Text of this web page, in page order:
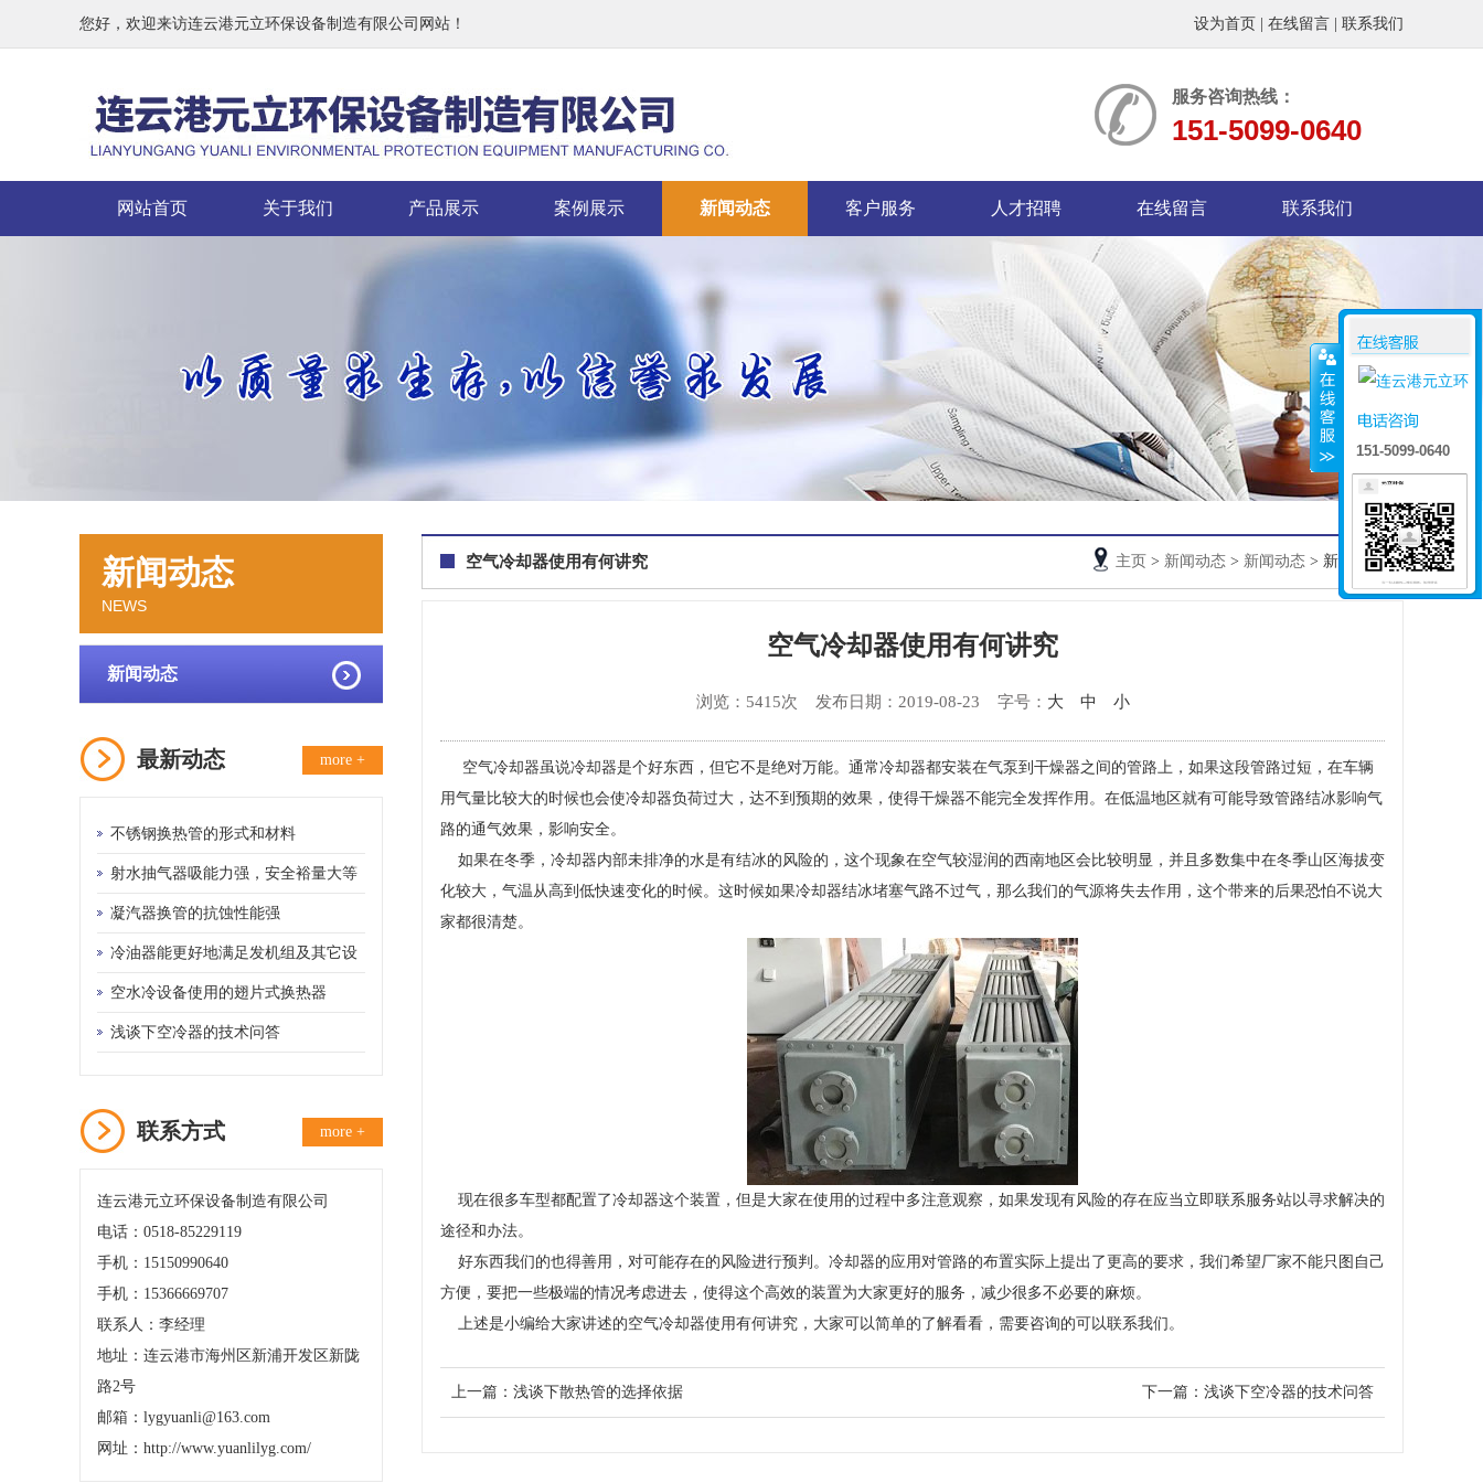
您好，欢迎来访连云港元立环保设备制造有限公司网站！ 设为首页 在线留言 联系我们
服务咨询热线：
151-5099-0640
网站首页 关于我们 产品展示 案例展示 新闻动态 客户服务 人才招聘 在线留言 联系我们
新闻动态
NEWS
新闻动态
最新动态 more +
不锈钢换热管的形式和材料
射水抽气器吸能力强，安全裕量大等
优点
凝汽器换管的抗蚀性能强
冷油器能更好地满足发机组及其它设
备的需要
空水冷设备使用的翅片式换热器
浅谈下空冷器的技术问答
联系方式 more +
连云港元立环保设备制造有限公司
电话：0518-85229119
手机：15150990640
手机：15366669707
联系人：李经理
地址：连云港市海州区新浦开发区新陇
路2号
邮箱：lygyuanli@163.com
网址：http://www.yuanlilyg.com/
空气冷却器使用有何讲究 主页 > 新闻动态 > 新闻动态 > 新闻详情
空气冷却器使用有何讲究
浏览：5415次 发布日期：2019-08-23 字号： 大 中 小
空气冷却器虽说冷却器是个好东西，但它不是绝对万能。通常冷却器都安装在气泵到干燥器之间的管路上，如果这段管路过短，在车辆
用气量比较大的时候也会使冷却器负荷过大，达不到预期的效果，使得干燥器不能完全发挥作用。在低温地区就有可能导致管路结冰影响气
路的通气效果，影响安全。
如果在冬季，冷却器内部未排净的水是有结冰的风险的，这个现象在空气较湿润的西南地区会比较明显，并且多数集中在冬季山区海拔变
化较大，气温从高到低快速变化的时候。这时候如果冷却器结冰堵塞气路不过气，那么我们的气源将失去作用，这个带来的后果恐怕不说大
家都很清楚。
现在很多车型都配置了冷却器这个装置，但是大家在使用的过程中多注意观察，如果发现有风险的存在应当立即联系服务站以寻求解决的
途径和办法。
好东西我们的也得善用，对可能存在的风险进行预判。冷却器的应用对管路的布置实际上提出了更高的要求，我们希望厂家不能只图自己
方便，要把一些极端的情况考虑进去，使得这个高效的装置为大家更好的服务，减少很多不必要的麻烦。
上述是小编给大家讲述的空气冷却器使用有何讲究，大家可以简单的了解看看，需要咨询的可以联系我们。
上一篇： 浅谈下散热管的选择依据 下一篇： 浅谈下空冷器的技术问答
151-5099-0640